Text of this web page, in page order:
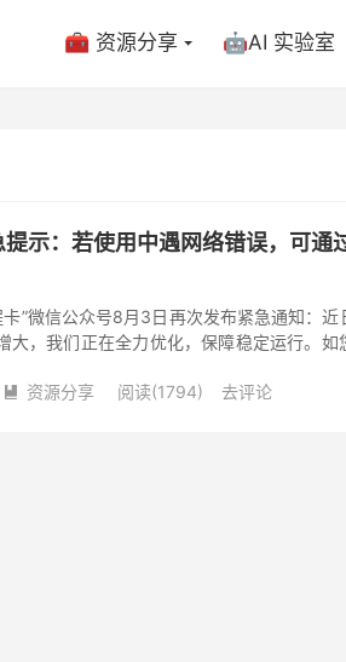
🧰 资源分享 🤖AI 实验室
示：若使用中遇网络错误，可通
”微信公众号8月3日再次发布紧急通知：近
大，我们正在全力优化，保障稳定运行。如
 资源分享 阅读(1794) 去评论